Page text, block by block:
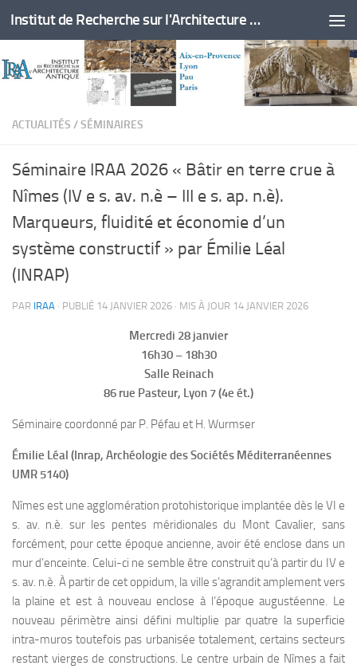
Skip to content Institut de Recherche sur l'Architecture Antique
ACTUALITÉS /SÉMINAIRES
Séminaire IRAA 2026 « Bâtir en terre crue à
Nîmes (IV e s. av. n.è – III e s. ap. n.è).
Marqueurs, fluidité et économie d’un
système constructif » par Émilie Léal
(INRAP)
PAR IRAA · PUBLIÉ 14 JANVIER 2026 · MIS À JOUR 14 JANVIER 2026
Mercredi 28 janvier
16h30 – 18h30
Salle Reinach
86 rue Pasteur, Lyon 7 (4e ét.)
Séminaire coordonné par P. Péfau et H. Wurmser
Émilie Léal (Inrap, Archéologie des Sociétés Méditerranéennes
UMR 5140)
Nîmes est une agglomération protohistorique implantée dès le VI e
s. av. n.è. sur les pentes méridionales du Mont Cavalier, sans
forcément, pour cette époque ancienne, avoir été enclose dans un
mur d’enceinte. Celui-ci ne semble être construit qu’à partir du IV e
s. av. n.è. À partir de cet oppidum, la ville s’agrandit amplement vers
la plaine et est à nouveau enclose à l’époque augustéenne. Le
nouveau périmètre ainsi défini multiplie par quatre la superficie
intra-muros toutefois pas urbanisée totalement, certains secteurs
restant vierges de constructions. Le centre urbain de Nîmes a fait